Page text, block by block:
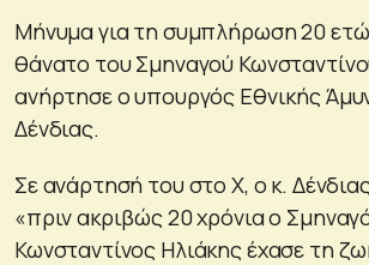
Μήνυμα για τη συμπλήρωση 20
θάνατο του Σμηναγού
ανήρτησε ο υπουργός Εθνικής
Δένδιας.
Σε ανάρτησή του στο Χ, ο κ.
«πριν ακριβώς 20 χρόνια ο
Κωνσταντίνος Ηλιάκης έχασε τη